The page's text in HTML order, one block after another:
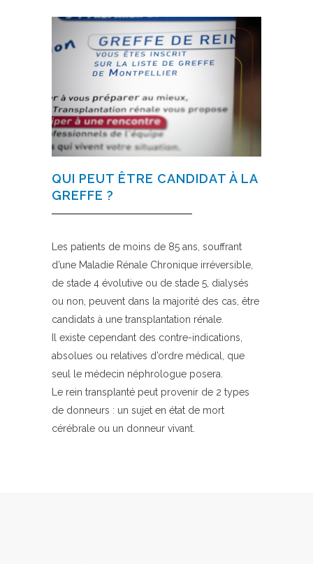
QUI PEUT ÊTRE CANDIDAT À LA
GREFFE ?
Les patients de moins de 85 ans, souffrant
d’une Maladie Rénale Chronique irréversible,
de stade 4 évolutive ou de stade 5, dialysés
ou non, peuvent dans la majorité des cas, être
candidats à une transplantation rénale.
Il existe cependant des contre-indications,
absolues ou relatives d’ordre médical, que
seul le médecin néphrologue posera.
Le rein transplanté peut provenir de 2 types
de donneurs : un sujet en état de mort
cérébrale ou un donneur vivant.